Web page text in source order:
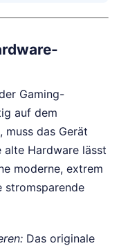
Gaming-
auf dem
muss das Gerät
alte Hardware lässt
moderne, extrem
stromsparende
Das originale